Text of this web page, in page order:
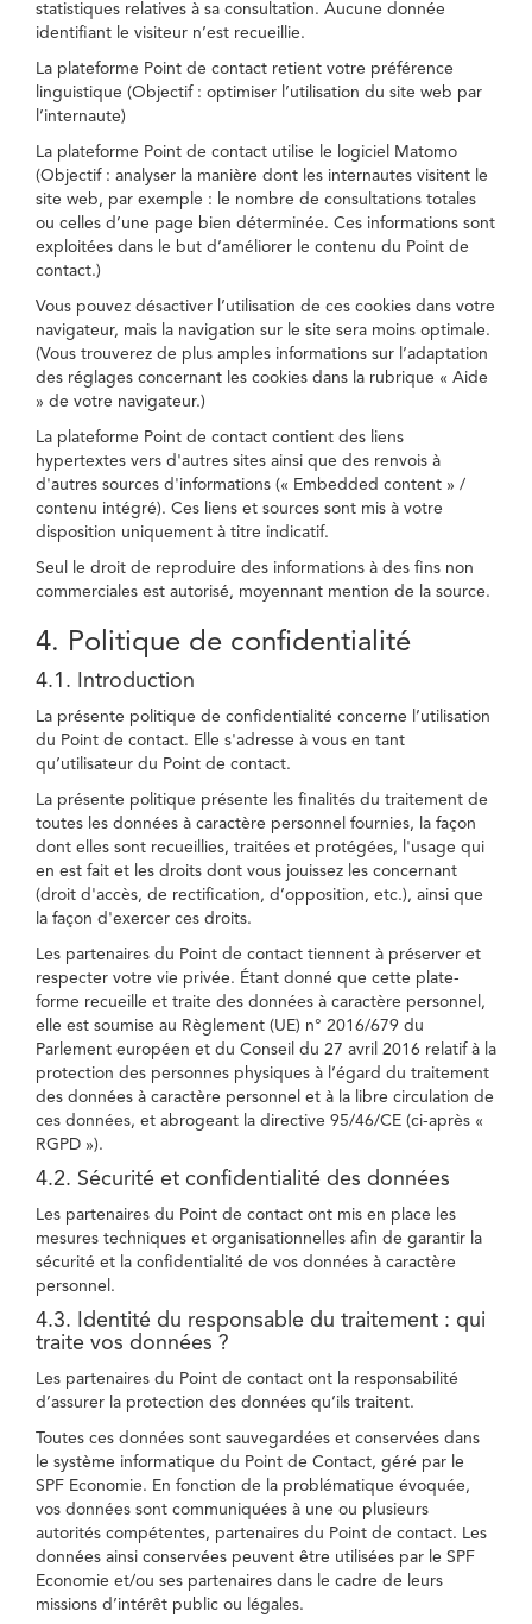
statistiques relatives à sa consultation. Aucune donnée
identifiant le visiteur n’est recueillie.
La plateforme Point de contact retient votre préférence
linguistique (Objectif : optimiser l’utilisation du site web par
l’internaute)
La plateforme Point de contact utilise le logiciel Matomo
(Objectif : analyser la manière dont les internautes visitent le
site web, par exemple : le nombre de consultations totales
ou celles d’une page bien déterminée. Ces informations sont
exploitées dans le but d’améliorer le contenu du Point de
contact.)
Vous pouvez désactiver l’utilisation de ces cookies dans votre
navigateur, mais la navigation sur le site sera moins optimale.
(Vous trouverez de plus amples informations sur l’adaptation
des réglages concernant les cookies dans la rubrique « Aide
» de votre navigateur.)
La plateforme Point de contact contient des liens
hypertextes vers d'autres sites ainsi que des renvois à
d'autres sources d'informations (« Embedded content » /
contenu intégré). Ces liens et sources sont mis à votre
disposition uniquement à titre indicatif.
Seul le droit de reproduire des informations à des fins non
commerciales est autorisé, moyennant mention de la source.
4. Politique de confidentialité
4.1. Introduction
La présente politique de confidentialité concerne l’utilisation
du Point de contact. Elle s'adresse à vous en tant
qu’utilisateur du Point de contact.
La présente politique présente les finalités du traitement de
toutes les données à caractère personnel fournies, la façon
dont elles sont recueillies, traitées et protégées, l'usage qui
en est fait et les droits dont vous jouissez les concernant
(droit d'accès, de rectification, d’opposition, etc.), ainsi que
la façon d'exercer ces droits.
Les partenaires du Point de contact tiennent à préserver et
respecter votre vie privée. Étant donné que cette plate-
forme recueille et traite des données à caractère personnel,
elle est soumise au Règlement (UE) n° 2016/679 du
Parlement européen et du Conseil du 27 avril 2016 relatif à la
protection des personnes physiques à l’égard du traitement
des données à caractère personnel et à la libre circulation de
ces données, et abrogeant la directive 95/46/CE (ci-après «
RGPD »).
4.2. Sécurité et confidentialité des données
Les partenaires du Point de contact ont mis en place les
mesures techniques et organisationnelles afin de garantir la
sécurité et la confidentialité de vos données à caractère
personnel.
4.3. Identité du responsable du traitement : qui
traite vos données ?
Les partenaires du Point de contact ont la responsabilité
d’assurer la protection des données qu’ils traitent.
Toutes ces données sont sauvegardées et conservées dans
le système informatique du Point de Contact, géré par le
SPF Economie. En fonction de la problématique évoquée,
vos données sont communiquées à une ou plusieurs
autorités compétentes, partenaires du Point de contact. Les
données ainsi conservées peuvent être utilisées par le SPF
Economie et/ou ses partenaires dans le cadre de leurs
missions d’intérêt public ou légales.